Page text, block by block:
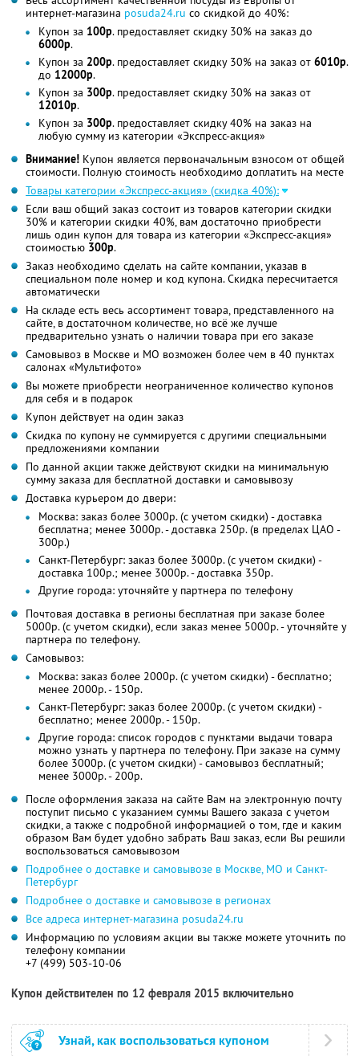
интернет-магазина posuda24.ru со скидкой до 40%:
Купон за 100р. предоставляет скидку 30% на заказ до
6000р.
Купон за 200р. предоставляет скидку 30% на заказ от 6010р.
до 12000р.
Купон за 300р. предоставляет скидку 30% на заказ от
12010р.
Купон за 300р. предоставляет скидку 40% на заказ на
любую сумму из категории «Экспресс-акция»
Внимание! Купон является первоначальным взносом от общей
стоимости. Полную стоимость необходимо доплатить на месте
Товары категории «Экспресс-акция» (скидка 40%):
Если ваш общий заказ состоит из товаров категории скидки
30% и категории скидки 40%, вам достаточно приобрести
лишь один купон для товара из категории «Экспресс-акция»
стоимостью 300р.
Заказ необходимо сделать на сайте компании, указав в
специальном поле номер и код купона. Скидка пересчитается
автоматически
На складе есть весь ассортимент товара, представленного на
сайте, в достаточном количестве, но всё же лучше
предварительно узнать о наличии товара при его заказе
Самовывоз в Москве и МО возможен более чем в 40 пунктах
салонах «Мультифото»
Вы можете приобрести неограниченное количество купонов
для себя и в подарок
Купон действует на один заказ
Скидка по купону не суммируется с другими специальными
предложениями компании
По данной акции также действуют скидки на минимальную
сумму заказа для бесплатной доставки и самовывозу
Доставка курьером до двери:
Москва: заказ более 3000р. (с учетом скидки) - доставка
бесплатна; менее 3000р. - доставка 250р. (в пределах ЦАО -
300р.)
Санкт-Петербург: заказ более 3000р. (с учетом скидки) -
доставка 100р.; менее 3000р. - доставка 350р.
Другие города: уточняйте у партнера по телефону
Почтовая доставка в регионы бесплатная при заказе более
5000р. (с учетом скидки), если заказ менее 5000р. - уточняйте у
партнера по телефону.
Самовывоз:
Москва: заказ более 2000р. (с учетом скидки) - бесплатно;
менее 2000р. - 150р.
Санкт-Петербург: заказ более 2000р. (с учетом скидки) -
бесплатно; менее 2000р. - 150р.
Другие города: список городов с пунктами выдачи товара
можно узнать у партнера по телефону. При заказе на сумму
более 3000р. (с учетом скидки) - самовывоз бесплатный;
менее 3000р. - 200р.
После оформления заказа на сайте Вам на электронную почту
поступит письмо с указанием суммы Вашего заказа с учетом
скидки, а также с подробной информацией о том, где и каким
образом Вам будет удобно забрать Ваш заказ, если Вы решили
воспользоваться самовывозом
Подробнее о доставке и самовывозе в Москве, МО и Санкт-
Петербург
Подробнее о доставке и самовывозе в регионах
Все адреса интернет-магазина posuda24.ru
Информацию по условиям акции вы также можете уточнить по
телефону компании
+7 (499) 503-10-06
Купон действителен по 12 февраля 2015 включительно
Узнай, как воспользоваться купоном